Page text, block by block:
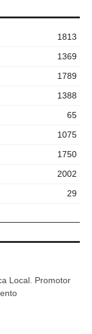
1813
1369
1789
1388
65
1075
1750
2002
29
Local. Promotor